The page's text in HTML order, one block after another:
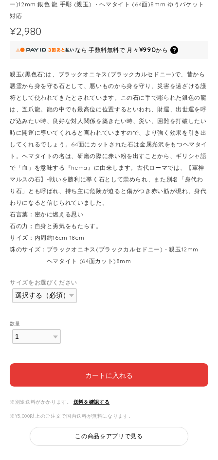
ー)12mm 銀色 龍 手彫 (親玉) ・ヘマタイト (64面)8mm ゆうパケット
対応
¥2,980
なら 手数料無料で 月々 ¥990から
親玉(黒色石)は、ブラックオニキス(ブラックカルセドニー)で、昔から
悪霊から身を守る石として、悪いものから身を守り、災害を遠ざける護
符として使われてきたとされています。この石に手で彫られた銀色の龍
は、五爪龍。龍の中でも最高位に位置するといわれ、財運、出世運を呼
び込みたい時、良好な対人関係を築きたい時、災い、困難を打破したい
時に開運に導いてくれると言われていますので、より強く効果を引き出
してくれるでしょう。64面にカットされた石は金属光沢をもつヘマタイ
ト。ヘマタイトの名は、研磨の際に赤い粉を出すことから、ギリシャ語
で「血」を意味する『hema』に由来します。古代ローマでは、【軍神
マルスの石】-戦いを勝利に導く石として崇められ、また別名「身代わ
り石」とも呼ばれ、持ち主に危険が迫ると傷がつき赤い筋が現れ、身代
わりになると信じられていました。
石言葉：密かに燃える思い
石の力；自身と勇気をもたらす。
サイズ：内周約16cm 18cm
珠のサイズ：ブラックオニキス(ブラックカルセドニー)・親玉12mm
ヘマタイト (64面カット)8mm
サイズをお選びください
数量
カートに入れる
※別途送料がかかります。 送料を確認する
※¥5,000以上のご注文で国内送料が無料になります。
この商品をアプリで見る